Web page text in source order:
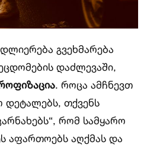
გვეხმარება
დაძლევაში,
. როცა ამჩნევთ
დეტალებს, თქვენს
რომ სამყარო
აფართოებს აღქმას და